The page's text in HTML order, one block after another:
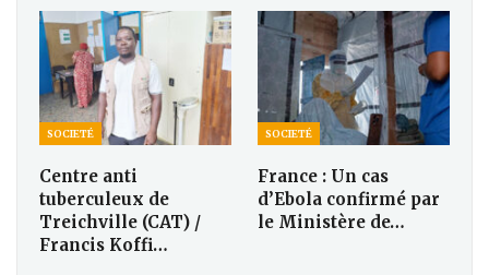
SOCIETÉ
Centre anti
tuberculeux de
Treichville (CAT) /
Francis Koffi…
SOCIETÉ
France : Un cas
d’Ebola confirmé par
le Ministère de…